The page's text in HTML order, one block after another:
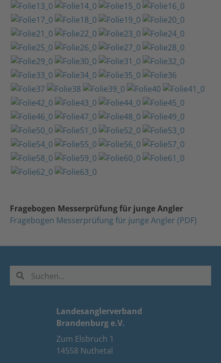
Fragebogen Messerprüfung für junge Angler
Fragebogen Messerprüfung für junge Angler (PDF)
Landesanglerverband
Brandenburg e.V.
Zum Elsbruch 1
14558 Nuthetal